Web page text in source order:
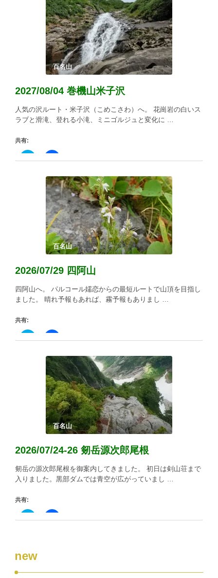
き
ま
す)
百名山
2027/08/04 巻機山米子沢
人気の沢ルート・米子沢（こめこさわ）へ。 花崗岩の白いス
ラブと滑滝、登れる小滝、ミニゴルジュと変化に …
共有:
ク
リ
Twitter
で
開
ま
Facebook
で
有
す
る
に
は
ク
リ
ッ
ク
し
て
く
だ
(新
し
ウ
ィ
ン
き
ま
百名山
2026/07/29 四阿山
四阿山へ。 パルコール嬬恋からの最短ルートで山頂を目指し
ました。 晴れ予報もあれば、霧予報もありまし …
共有:
ク
リ
Twitter
で
開
ま
す)
Facebook
で
有
す
る
に
は
ク
リ
ッ
ク
し
て
く
だ
(新
し
ウ
ィ
ン
き
ま
百名山
2026/07/24-26 剱岳源次郎尾根
剱岳の源次郎尾根を御案内してきました。 初日は剣山荘まで
入りました。黒部ダムでは青空が広がっていまし …
共有:
ク
リ
Twitter
で
有
Facebook
で
リ
new